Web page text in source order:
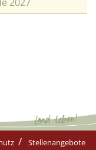
Stellenangebote